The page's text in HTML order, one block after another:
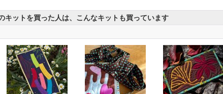
キットを買った人は、こんなキットも買っています